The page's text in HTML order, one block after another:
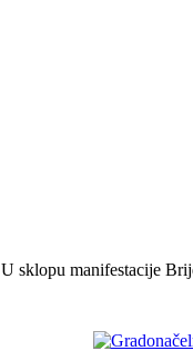
U sklopu manifestacije